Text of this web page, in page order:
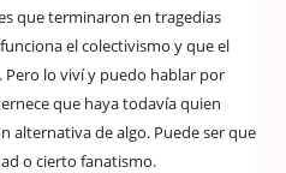
que terminaron en tragedias
el colectivismo y que el
lo viví y puedo hablar por
que haya todavía quien
alternativa de algo. Puede ser que
o cierto fanatismo.